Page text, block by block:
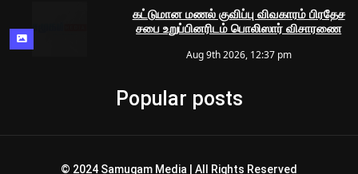
கட்டுமான மணல் குவிப்பு விவகாரம் பிரதேச
சபை உறுப்பினரிடம் பொலிஸார் விசாரணை
Aug 9th 2026, 12:37 pm
Popular posts
© 2024 Samugam Media | All Rights Reserved